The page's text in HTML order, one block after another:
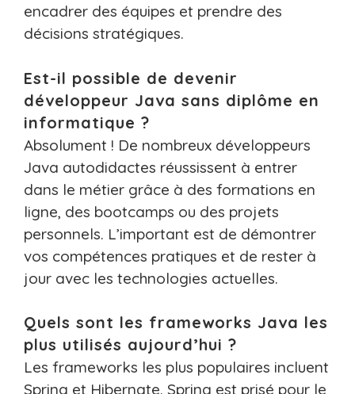
encadrer des équipes et prendre des
décisions stratégiques.
Est-il possible de devenir
développeur Java sans diplôme en
informatique ?
Absolument ! De nombreux développeurs
Java autodidactes réussissent à entrer
dans le métier grâce à des formations en
ligne, des bootcamps ou des projets
personnels. L’important est de démontrer
vos compétences pratiques et de rester à
jour avec les technologies actuelles.
Quels sont les frameworks Java les
plus utilisés aujourd’hui ?
Les frameworks les plus populaires incluent
Spring et Hibernate. Spring est prisé pour le